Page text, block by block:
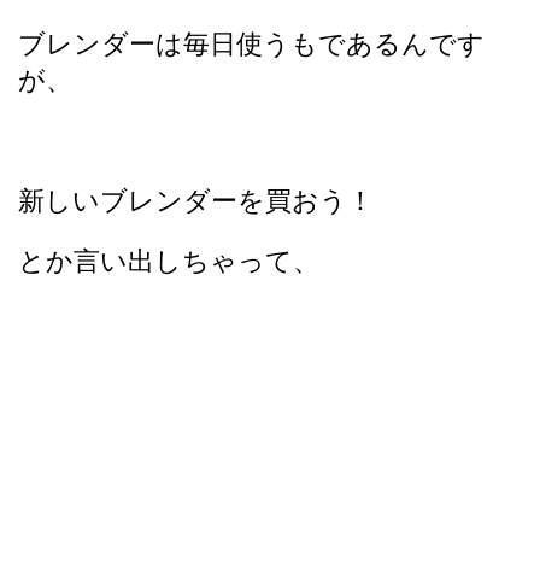
ブレンダーは毎日使うもであるんです
が、
新しいブレンダーを買おう！
とか言い出しちゃって、